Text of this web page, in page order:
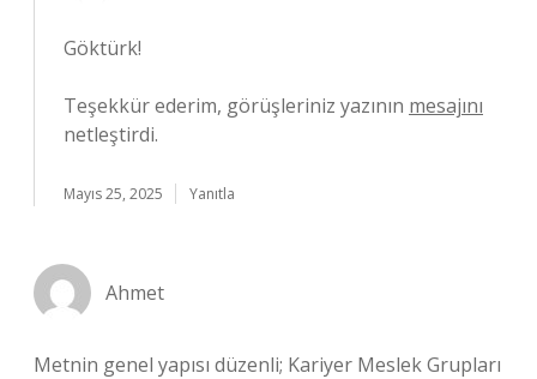
Göktürk!
Teşekkür ederim, görüşleriniz yazının mesajını
netleştirdi.
Mayıs 25, 2025 Yanıtla
Ahmet
Metnin genel yapısı düzenli; Kariyer Meslek Grupları